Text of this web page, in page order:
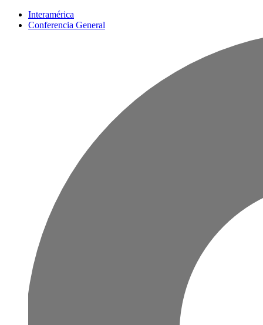
Interamérica
Conferencia General